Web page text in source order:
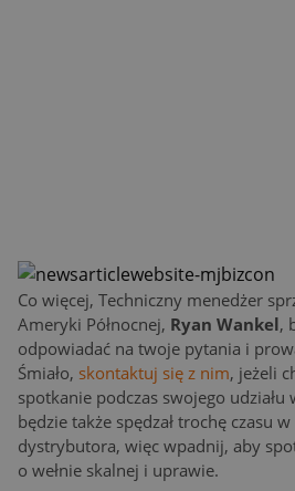
Co więcej, Techniczny menedżer
Ameryki Północnej, Ryan Wankel,
odpowiadać na twoje pytania i
Śmiało, skontaktuj się z nim, jeżeli
spotkanie podczas swojego udziału
będzie także spędzał trochę czasu
dystrybutora, więc wpadnij, aby
o wełnie skalnej i uprawie.